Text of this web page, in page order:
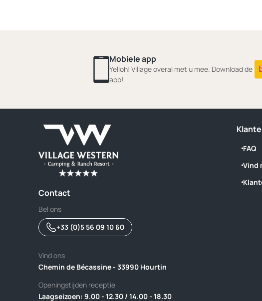
Mobiele app
Yelloh! Village overal met u mee. Download de
app!
Contact
Bel ons
+33 (0)5 56 09 10 60
Vind ons
Chemin de Bécassine - 33990 Hourtin
Openingstijden receptie
Laagseizoen: 9.00 - 12.30 / 14.00 - 18.30 ‎ ‎ ‎ ‎ ‎ ‎ ‎ ‎ ‎ ‎ ‎ ‎ ‎ ‎ ‎ ‎ ‎ ‎ ‎ ‎ ‎ ‎ ‎ ‎ ‎ ‎ ‎ ‎ ‎ ‎ ‎ ‎ ‎ ‎ ‎ ‎ ‎ ‎ ‎ ‎ ‎ ‎ ‎
FAQ
Vind